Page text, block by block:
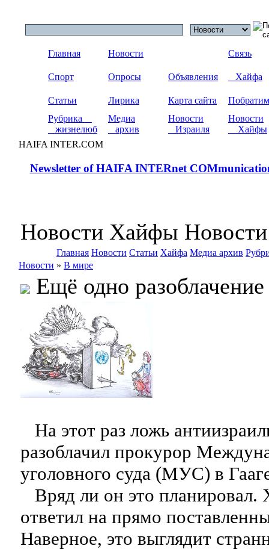
Главная Новости Связь
Спорт Опросы Объявления Хайфа
Статьи Лирика Карта сайта
Рубрика
жизнелюб
Медиа
архив
Новости
Израиля
Новости
Хайфы
HAIFA INTER.COM
Newsletter of HAIFA INTERnet
Новости Хайфы
Главная Новости Статьи Хайфа Медиа архив
Новости » В мире
Ещё одно
На этот раз ложь
разоблачил прокурор
уголовного суда (МУС) в
Вряд ли он это планировал.
ответил на прямо
Наверное, это выглядит